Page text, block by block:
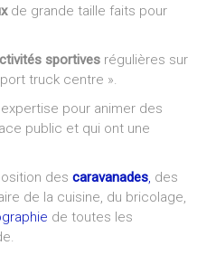
de grande taille faits pour
sportives régulières sur
truck centre ».
pour animer des
public et qui ont une
descaravanades, des
de la cuisine, du bricolage,
de toutes les